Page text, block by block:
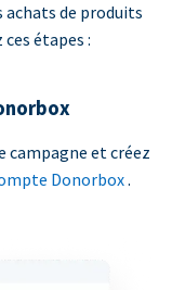
de produits
étapes :
campagne et créez
Donorbox.